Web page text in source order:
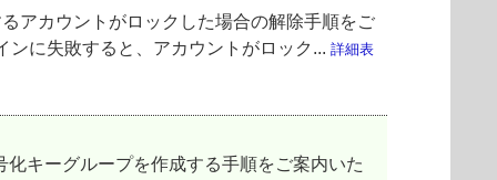
アカウントがロックした場合の解除手順をご
に失敗すると、アカウントがロック... 詳細表
キーグループを作成する手順をご案内いた